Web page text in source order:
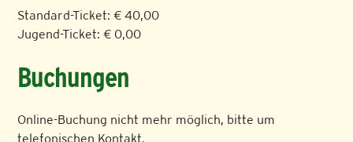
Standard-Ticket: € 40,00
Jugend-Ticket: € 0,00
Buchungen
Online-Buchung nicht mehr möglich, bitte um
telefonischen Kontakt.